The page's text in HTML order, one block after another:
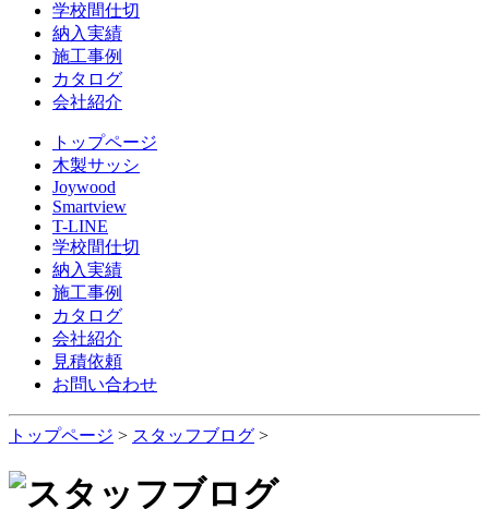
学校間仕切
納入実績
施工事例
カタログ
会社紹介
トップページ
木製サッシ
Joywood
Smartview
T-LINE
学校間仕切
納入実績
施工事例
カタログ
会社紹介
見積依頼
お問い合わせ
トップページ > スタッフブログ >